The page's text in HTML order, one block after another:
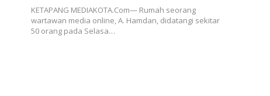
KETAPANG MEDIAKOTA.Com— Rumah seorang
wartawan media online, A. Hamdan, didatangi sekitar
50 orang pada Selasa…